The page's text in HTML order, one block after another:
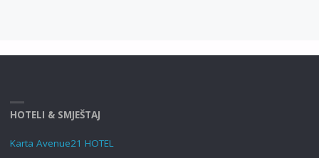
HOTELI & SMJEŠTAJ
Karta Avenue21 HOTEL